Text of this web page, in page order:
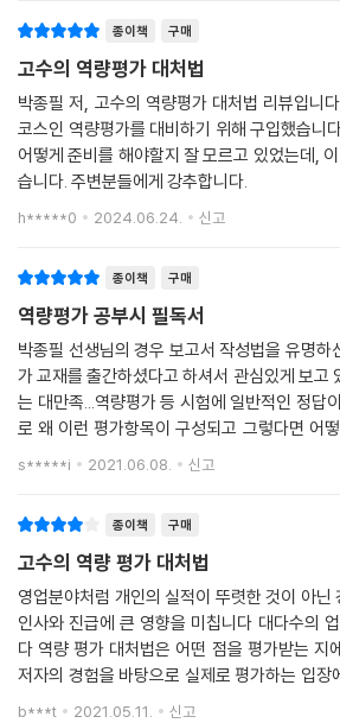
[특강] 역량평가, 일상에서 준비하기
D-1년_기초 역량 키우기
생각의 역량 키우기 → 역량평가식으로 생각하
이해의 역량 키우기 → 신문사설 쪼개서 줄 치며
표현의 역량 키우기 → 쪼개 쓰기, 요약하기, 고쳐
연습의 역량 키우기 → 제3자의 눈으로 보기
D-1분기_섬세함의 역량 키우기
고쳐 생각하기
D-1월_익숙함의 역량 키우기
스토리에 익숙해지기
곁가지도 챙겨놓기
안 되는 것 안 하기
마음 편해지기
D-1분_초능력 발휘하기
어려울수록 본질로 돌아가기
급할수록 끝까지 생각하기
이 능력들은 곧 구성원이 조직에 발생하는 문제
자신이 가진 역량을 제대로 발휘하기 위해서는
깔끔한 문장쓰기 원칙, 평가자를 몰입하게 하는
로 만드는 토론 원칙 등 구체적 공략법 제시
책은 크게 1, 2부와 특강으로 구성되었다. 1부에
눈으로 보고(소통 능력), 스토리를 더하라(플러
저자는 시일이 촉박하고 업무가 바빠 시간 내기
3단계를 연습하면 효과적이라고 제안한다.
2부에서는 1부의 역량발휘법을 토대로 평가기
보고서 작성, 구두 발표, 현안업무처리, 집단토
반 면접 등 각각의 평가기법에 맞는 공략법에 대
예를 들어 보고서 작성 시에는 ‘깔끔한 문장쓰기
단계’, 집단토론 평가 시에는 ‘상대를 내 편으로
일러주고 있다. 각각의 공략법을 ‘하수’의 생각과
식으로 풀어내, 이해를 돕는다.
책의 마지막에는 저자의 특강이 준비돼 있다.
를 준비하는 방법이 담겼다. 기초역량을 키우기
읽는 방법, 남이 쓴 보고서 쪼개서 따라 쓰는 방
종이책 구매
고수의 역량평가 대처법
박종필 저, 고수의 역량평가 대처법 리뷰입니
코스인 역량평가를 대비하기 위해 구입했습니
어떻게 준비를 해야할지 잘 모르고 있었는데,
습니다. 주변분들에게 강추합니다.
h*****0 2024.06.24. 신고
종이책 구매
역량평가 공부시 필독서
박종필 선생님의 경우 보고서 작성법을 유명하
가 교재를 출간하셨다고 하셔서 관심있게 보고 있
는 대만족...역량평가 등 시험에 일반적인 정답
로 왜 이런 평가항목이 구성되고 그렇다면 어
비해야 하는지 자세히 알려주셔서 너무나 도움이
s*****i 2021.06.08. 신고
종이책 구매
고수의 역량 평가 대처법
영업분야처럼 개인의 실적이 뚜렷한 것이 아닌
인사와 진급에 큰 영향을 미칩니다 대다수의
다 역량 평가 대처법은 어떤 점을 평가받는 지
저자의 경험을 바탕으로 실제로 평가하는 입장
줘요 이런점이 안 좋다 지적해주니 읽으면 도
b***t 2021.05.11. 신고